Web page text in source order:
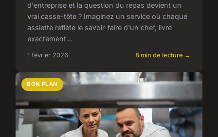
d'entreprise et la question du repas devient un
vrai casse-tête ? Imaginez un service où chaque
assiette reflète le savoir-faire d'un chef, livré
exactement...
1 février 2026 8 min de lecture →
BON PLAN